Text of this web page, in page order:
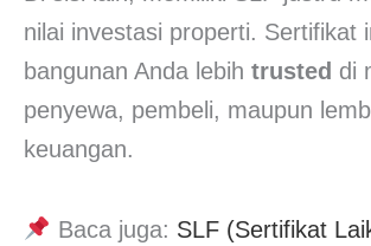
nilai investasi properti. Sertifikat
bangunan Anda lebih trusted di
penyewa, pembeli, maupun
keuangan.
Baca juga: SLF (Sertifikat